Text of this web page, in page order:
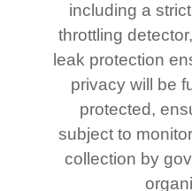
including a
throttling
leak protection
privacy will be
protected,
subject to
collection by